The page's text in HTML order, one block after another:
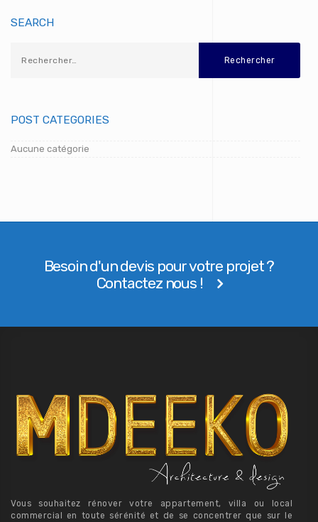
SEARCH
POST CATEGORIES
Aucune catégorie
Besoin d'un devis pour votre projet ?
Contactez nous !
Vous souhaitez rénover votre appartement, villa ou local
commercial en toute sérénité et de se concentrer que sur le